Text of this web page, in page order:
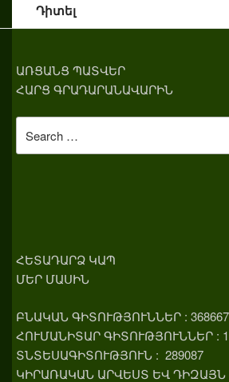
Դիտել
ԱՌՑԱՆՑ ՊԱՏՎԵՐ
ՀԱՐՑ ԳՐԱԴԱՐԱՆԱՎԱՐԻՆ
for:
ՀԵՏԱԴԱՐՁ ԿԱՊ
ՄԵՐ ՄԱՍԻՆ
ԲՆԱԿԱՆ ԳԻՏՈՒԹՅՈՒՆՆԵՐ : 368667
ՀՈՒՄԱՆԻՏԱՐ ԳԻՏՈՒԹՅՈՒՆՆԵՐ :
ՏՆՏԵՍԱԳԻՏՈՒԹՅՈՒՆ : 289087
ԿԻՐԱՌԱԿԱՆ ԱՐՎԵՍՏ ԵՎ ԴԻԶԱՅՆ